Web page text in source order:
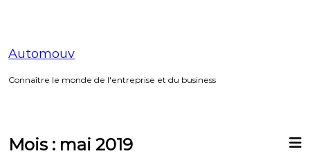
Automouv
Connaître le monde de l'entreprise et du business
Mois : mai 2019